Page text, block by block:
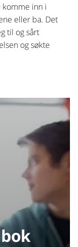
inn i
eller ba. Det
til og sårt
og søkte